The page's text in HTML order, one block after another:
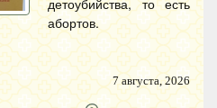
абортов.
7 августа, 2026